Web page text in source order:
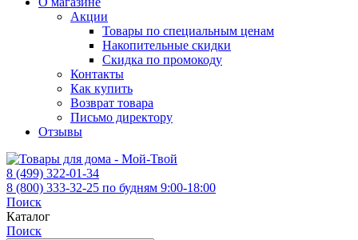
Акции
Товары по специальным ценам
Накопительные скидки
Скидка по промокоду
Контакты
Как купить
Возврат товара
Письмо директору
Отзывы
8 (499) 322-01-34
8 (800) 333-32-25 по будням 9:00-18:00
Поиск
Каталог
Поиск